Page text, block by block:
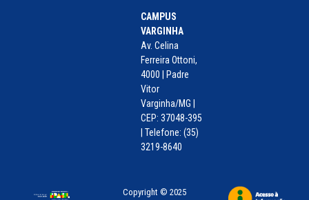
CAMPUS
VARGINHA
Av. Celina
Ferreira Ottoni,
4000 | Padre
Vitor
Varginha/MG |
CEP: 37048-395
| Telefone: (35)
3219-8640
Copyright © 2025